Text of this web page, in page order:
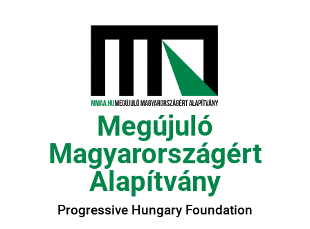
Megújuló
Magyarországért
Alapítvány
Progressive Hungary Foundation